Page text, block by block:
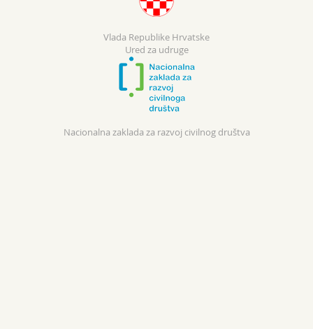
Vlada Republike Hrvatske
Ured za udruge
Nacionalna zaklada za razvoj civilnog društva